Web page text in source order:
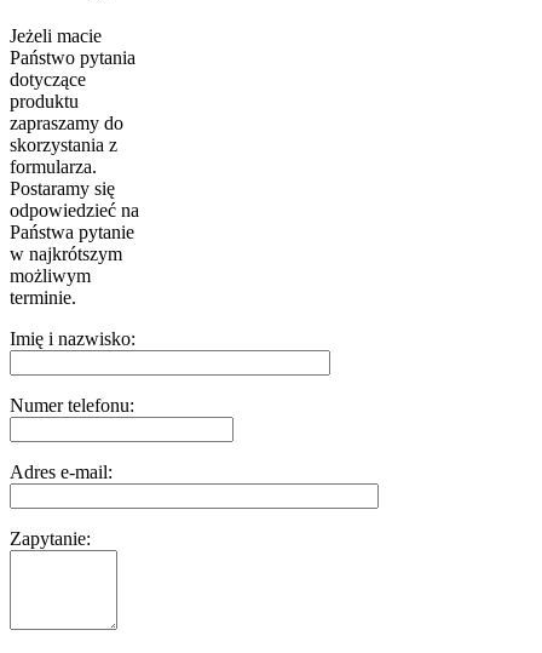
Jeżeli macie
Państwo pytania
dotyczące
produktu
zapraszamy do
skorzystania z
formularza.
Postaramy się
odpowiedzieć na
Państwa pytanie
w najkrótszym
możliwym
terminie.
Imię i nazwisko:
Numer telefonu:
Adres e-mail:
Zapytanie: